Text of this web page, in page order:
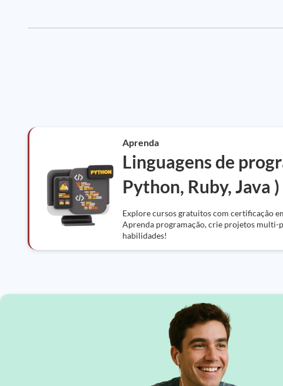
Aprenda
Linguagens de
Python, Ruby, Java )
Explore cursos gratuitos com certificação
Aprenda programação, crie projetos multi-
habilidades!